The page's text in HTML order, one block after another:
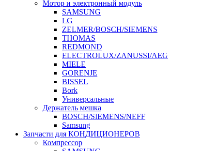
Мотор и электронный модуль
SAMSUNG
LG
ZELMER/BOSCH/SIEMENS
THOMAS
REDMOND
ELECTROLUX/ZANUSSI/AEG
MIELE
GORENJE
BISSEL
Bork
Универсальные
Держатель мешка
BOSCH/SIEMENS/NEFF
Samsung
Запчасти для КОНДИЦИОНЕРОВ
Компрессор